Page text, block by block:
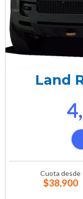
Land
Cuota desde
$38,900